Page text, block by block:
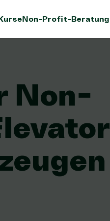
Non-Profit-Beratung
Non-